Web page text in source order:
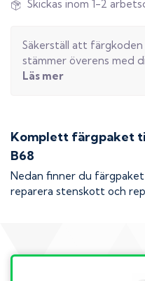
Skickas inom 1-2
Säkerställ att färgkoden
stämmer överens med
Läs mer
Komplett färgpaket
B68
Nedan finner du
reparera stenskott och